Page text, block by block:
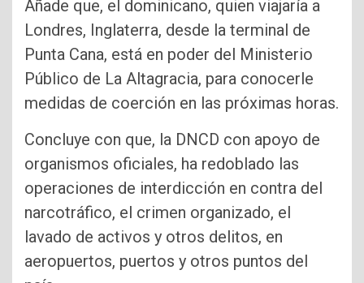
Añade que, el dominicano, quien viajaría a
Londres, Inglaterra, desde la terminal de
Punta Cana, está en poder del Ministerio
Público de La Altagracia, para conocerle
medidas de coerción en las próximas horas.
Concluye con que, la DNCD con apoyo de
organismos oficiales, ha redoblado las
operaciones de interdicción en contra del
narcotráfico, el crimen organizado, el
lavado de activos y otros delitos, en
aeropuertos, puertos y otros puntos del